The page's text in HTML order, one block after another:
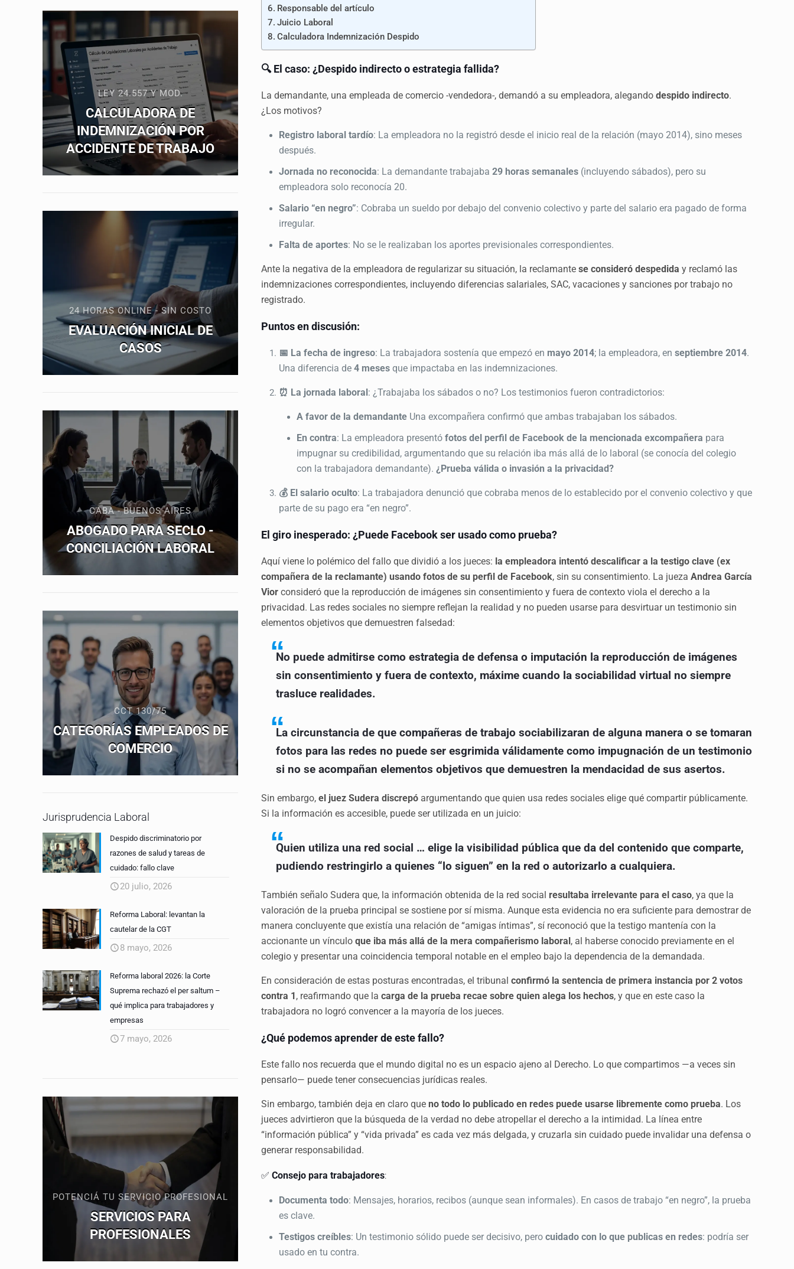
Responsable del artículo
Juicio Laboral
Calculadora Indemnización Despido
🔍 El caso: ¿Despido indirecto o estrategia fallida?
La demandante, una empleada de comercio -vendedora-, demandó a su empleadora, alegandodespido indirecto.
¿Los motivos?
Registro laboral tardío: La empleadora no la registró desde el inicio real de la relación (mayo 2014), sino meses
después.
Jornada no reconocida: La demandante trabajaba29 horas semanales (incluyendo sábados), pero su
empleadora solo reconocía 20.
Salario “en negro”: Cobraba un sueldo por debajo del convenio colectivo y parte del salario era pagado de forma
irregular.
Falta de aportes: No se le realizaban los aportes previsionales correspondientes.
Ante la negativa de la empleadora de regularizar su situación, la reclamantese consideró despedida y reclamó las
indemnizaciones correspondientes, incluyendo diferencias salariales, SAC, vacaciones y sanciones portrabajo no
registrado.
Puntos en discusión:
📅 La fecha de ingreso: La trabajadora sostenía que empezó en mayo 2014; la empleadora, enseptiembre 2014.
Una diferencia de4 meses que impactaba en las indemnizaciones.
⏰ La jornada laboral: ¿Trabajaba los sábados o no? Los testimonios fueron contradictorios:
A favor de la demandante Una excompañera confirmó que ambas trabajaban los sábados.
En contra: La empleadora presentófotos del perfil de Facebook de la mencionada excompañera para
impugnar su credibilidad, argumentando que su relación iba más allá de lo laboral (se conocía del colegio
con la trabajadora demandante).¿Prueba válida o invasión a la privacidad?
💰 El salario oculto: La trabajadora denunció que cobraba menos de lo establecido por el convenio colectivo y que
parte de su pago era “en negro”.
El giro inesperado: ¿Puede Facebook ser usado como prueba?
Aquí viene lo polémico del fallo que dividió a los jueces: la empleadora intentó descalificar a la testigo clave (ex
compañera de la reclamante) usando fotos de su perfil de Facebook, sin su consentimiento. La juezaAndrea García
Vior consideró que la reproducción de imágenes sin consentimiento y fuera de contexto viola el derecho a la
privacidad. Las redes sociales no siempre reflejan la realidad y no pueden usarse para desvirtuar un testimonio sin
elementos objetivos que demuestren falsedad:
No puede admitirse como estrategia de defensa o imputación la reproducción de imágenes
sin consentimiento y fuera de contexto, máxime cuando la sociabilidad virtual no siempre
trasluce realidades.
La circunstancia de que compañeras de trabajo sociabilizaran de alguna manera o se tomaran
fotos para las redes no puede ser esgrimida válidamente como impugnación de un testimonio
si no se acompañan elementos objetivos que demuestren la mendacidad de sus asertos.
Sin embargo,el juez Sudera discrepó argumentando que quien usa redes sociales elige qué compartir públicamente.
Si la información es accesible, puede ser utilizada en un juicio:
Quien utiliza una red social … elige la visibilidad pública que da del contenido que comparte,
pudiendo restringirlo a quienes “lo siguen” en la red o autorizarlo a cualquiera.
También señalo Sudera que, la información obtenida de la red social resultaba irrelevante para el caso, ya que la
valoración de la prueba principal se sostiene por sí misma. Aunque esta evidencia no era suficiente para demostrar de
manera concluyente que existía una relación de “amigas íntimas”, sí reconoció que la testigo mantenía con la
accionante un vínculoque iba más allá de la mera compañerismo laboral, al haberse conocido previamente en el
colegio y presentar una coincidencia temporal notable en el empleo bajo la dependencia de la demandada.
En consideración de estas posturas encontradas, el tribunalconfirmó la sentencia de primera instancia por 2 votos
contra 1, reafirmando que lacarga de la prueba recae sobre quien alega los hechos, y que en este caso la
trabajadora no logró convencer a la mayoría de los jueces.
¿Qué podemos aprender de este fallo?
Este fallo nos recuerda que el mundo digital no es un espacio ajeno al Derecho. Lo que compartimos —a veces sin
pensarlo— puede tener consecuencias jurídicas reales.
Sin embargo, también deja en claro queno todo lo publicado en redes puede usarse libremente como prueba. Los
jueces advirtieron que la búsqueda de la verdad no debe atropellar el derecho a la intimidad. La línea entre
“información pública” y “vida privada” es cada vez más delgada, y cruzarla sin cuidado puede invalidar una defensa o
generar responsabilidad.
✅Consejo para trabajadores:
Documenta todo: Mensajes, horarios, recibos (aunque sean informales). En casos de trabajo “en negro”, la prueba
es clave.
Testigos creíbles: Untestimonio sólido puede ser decisivo, perocuidado con lo que publicas en redes: podría ser
usado en tu contra.
LEY 24.557 Y MOD.
CALCULADORA DE
INDEMNIZACIÓN POR
ACCIDENTE DE TRABAJO
24 HORAS ONLINE - SIN COSTO
EVALUACIÓN INICIAL DE
CASOS
CABA - BUENOS AIRES
ABOGADO PARA SECLO -
CONCILIACIÓN LABORAL
CCT 130/75
CATEGORÍAS EMPLEADOS DE
COMERCIO
Jurisprudencia Laboral
Despido discriminatorio por
razones de salud y tareas de
cuidado: fallo clave
20 julio, 2026
Reforma Laboral: levantan la
cautelar de la CGT
8 mayo, 2026
Reforma laboral 2026: la Corte
Suprema rechazó el per saltum –
qué implica para trabajadores y
empresas
7 mayo, 2026
POTENCIÁ TU SERVICIO PROFESIONAL
SERVICIOS PARA
PROFESIONALES